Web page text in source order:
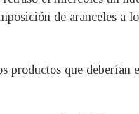
de aranceles a
productos que